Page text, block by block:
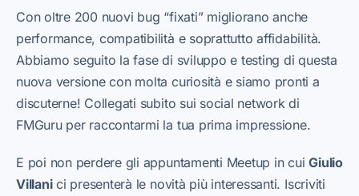
Con oltre 200 nuovi bug “fixati” migliorano anche
performance, compatibilità e soprattutto affidabilità.
Abbiamo seguito la fase di sviluppo e testing di questa
nuova versione con molta curiosità e siamo pronti a
discuterne! Collegati subito sui social network di
FMGuru per raccontarmi la tua prima impressione.
E poi non perdere gli appuntamenti Meetup in cuiGiulio
Villanici presenterà le novità più interessanti. Iscriviti